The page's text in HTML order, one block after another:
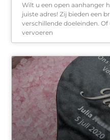
Wilt u een open aanhanger
juiste adres! Zij bieden een
verschillende doeleinden.
vervoeren